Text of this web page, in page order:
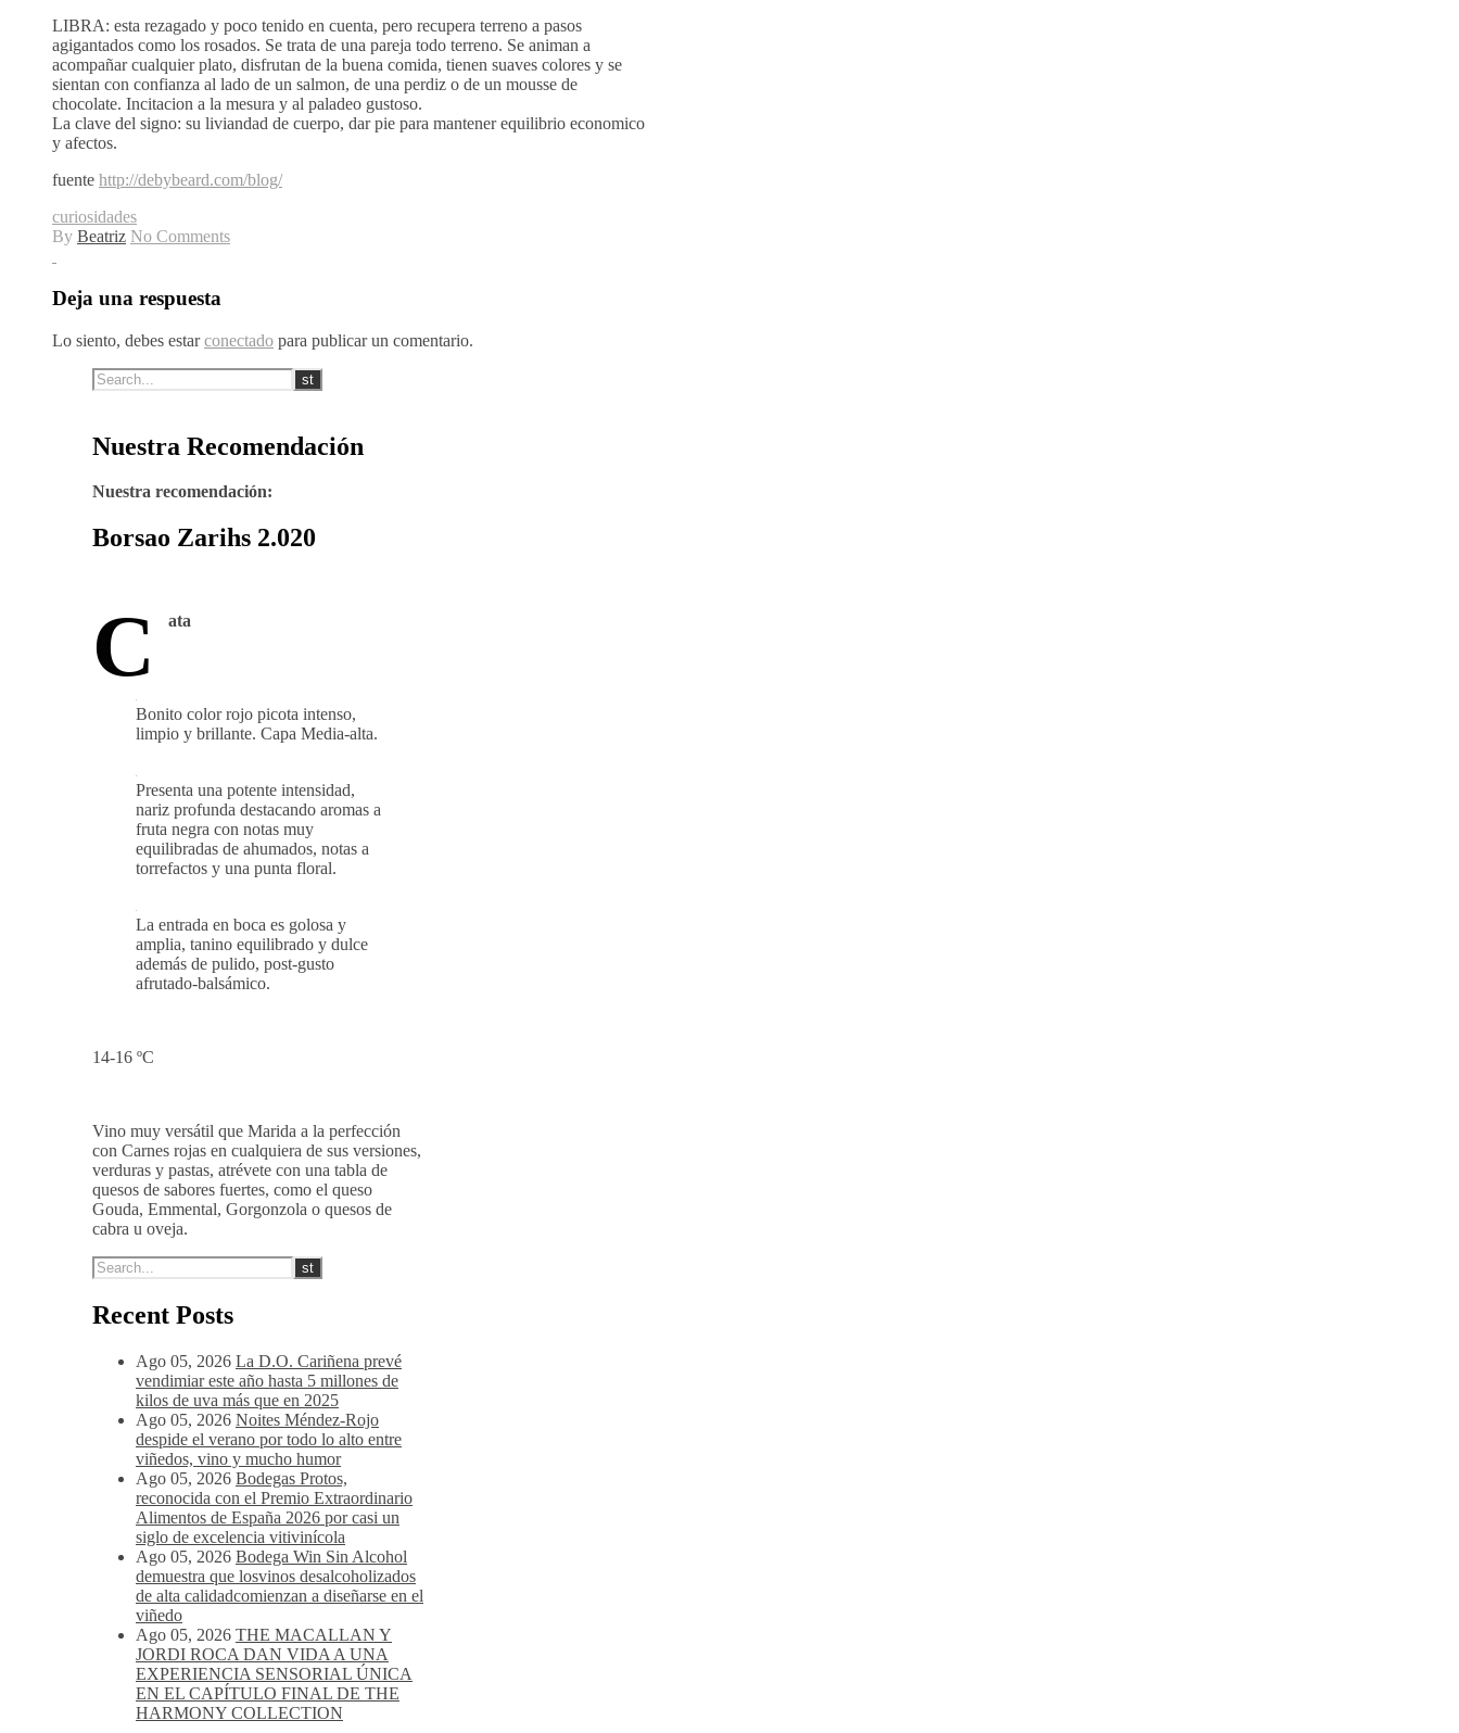
LIBRA: esta rezagado y poco tenido en cuenta, pero recupera terreno a pasos
agigantados como los rosados. Se trata de una pareja todo terreno. Se animan a
acompañar cualquier plato, disfrutan de la buena comida, tienen suaves colores y se
sientan con confianza al lado de un salmon, de una perdiz o de un mousse de
chocolate. Incitacion a la mesura y al paladeo gustoso.
La clave del signo: su liviandad de cuerpo, dar pie para mantener equilibrio economico
y afectos.
fuente http://debybeard.com/blog/
curiosidades
By Beatriz No Comments
Deja una respuesta
Lo siento, debes estarconectado para publicar un comentario.
Nuestra Recomendación
Nuestra recomendación:
Borsao Zarihs 2.020
C ata
Bonito color rojo picota intenso,
limpio y brillante. Capa Media-alta.
Presenta una potente intensidad,
nariz profunda destacando aromas a
fruta negra con notas muy
torrefactos y una punta floral.
La entrada en boca es golosa y
amplia, tanino equilibrado y dulce
Vino muy versátil que Marida a la perfección
con Carnes rojas en cualquiera de sus versiones,
verduras y pastas, atrévete con una tabla de
quesos de sabores fuertes, como el queso
Gouda, Emmental, Gorgonzola o quesos de
cabra u oveja.
Recent Posts
Ago 05, 2026 La D.O. Cariñena prevé
vendimiar este año hasta 5 millones de
kilos de uva más que en 2025
Ago 05, 2026 Noites Méndez-Rojo
despide el verano por todo lo alto entre
viñedos, vino y mucho humor
Ago 05, 2026 Bodegas Protos,
reconocida con el Premio Extraordinario
Alimentos de España 2026 por casi un
siglo de excelencia vitivinícola
Ago 05, 2026 Bodega Win Sin Alcohol
demuestra que losvinos desalcoholizados
de alta calidadcomienzan a diseñarse en el
viñedo
Ago 05, 2026 THE MACALLAN Y
JORDI ROCA DAN VIDA A UNA
EXPERIENCIA SENSORIAL ÚNICA